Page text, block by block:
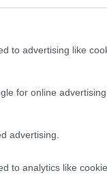
to advertising like
for online advertising
advertising.
to analytics like
του και
αιτίες.
να
ακόμη άτομα